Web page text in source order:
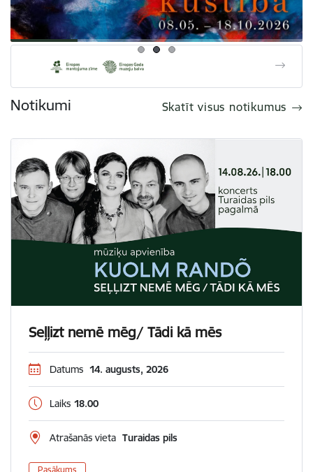
Notikumi Skatīt visus notikumus
Seļļizt nemē mēg/ Tādi kā mēs
Datums 14. augusts, 2026
Laiks 18.00
Atrašanās vieta Turaidas pils
Pasākums